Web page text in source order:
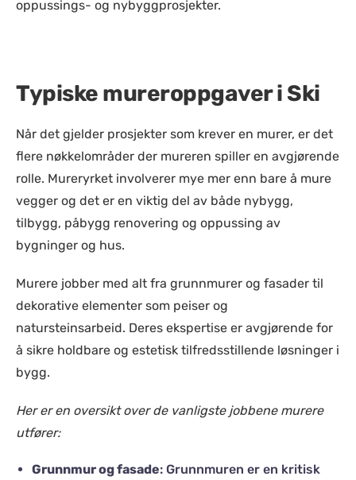
oppussings- og nybyggprosjekter.
Typiske mureroppgaver i Ski
Når det gjelder prosjekter som krever en murer, er det
flere nøkkelområder der mureren spiller en avgjørende
rolle. Mureryrket involverer mye mer enn bare å mure
vegger og det er en viktig del av både nybygg,
tilbygg, påbygg renovering og oppussing av
bygninger og hus.
Murere jobber med alt fra grunnmurer og fasader til
dekorative elementer som peiser og
natursteinsarbeid. Deres ekspertise er avgjørende for
å sikre holdbare og estetisk tilfredsstillende løsninger i
bygg.
Her er en oversikt over de vanligste jobbene murere
utfører:
Grunnmur og fasade: Grunnmuren er en kritisk